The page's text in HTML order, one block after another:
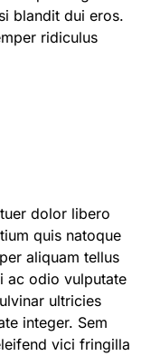
blandit dui eros.
ridiculus
dolor libero
quis natoque
aliquam tellus
ac odio vulputate
ultricies
integer. Sem
vici fringilla